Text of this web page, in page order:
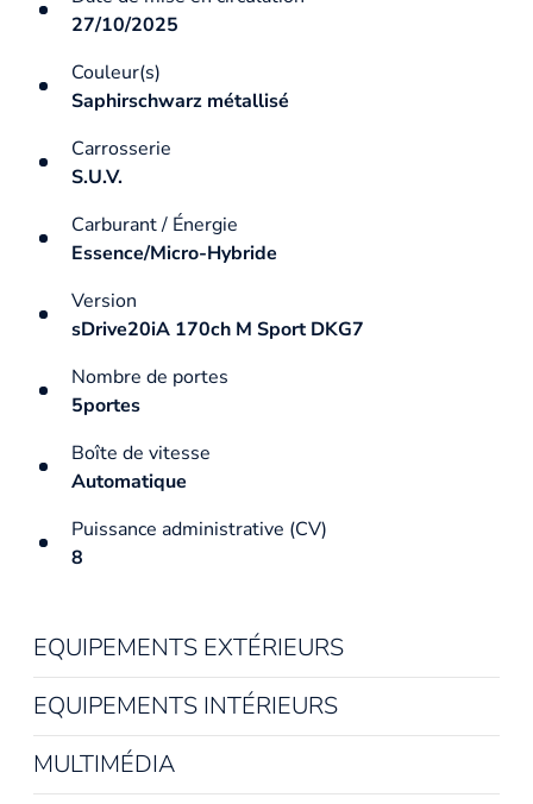
27/10/2025
Couleur(s)
Saphirschwarz métallisé
Carrosserie
S.U.V.
Carburant / Énergie
Essence/Micro-Hybride
Version
sDrive20iA 170ch M Sport DKG7
Nombre de portes
5portes
Boîte de vitesse
Automatique
Puissance administrative (CV)
8
EQUIPEMENTS EXTÉRIEURS
EQUIPEMENTS INTÉRIEURS
MULTIMÉDIA